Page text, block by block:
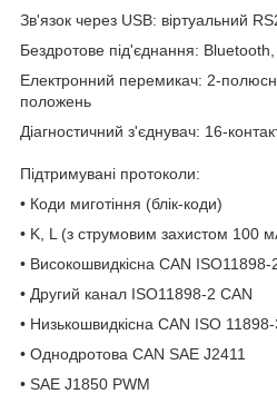
Зв'язок через USB: віртуальний
Бездротове під'єднання:
Електронний перемикач: 2-
положень
Діагностичний з'єднувач: 16-
Підтримувані протоколи:
• Коди миготіння (блік-коди)
• K, L (з струмовим захистом 100
• Високошвидкісна CAN ISO11898-
• Другий канал ISO11898-2 CAN
• Низькошвидкісна CAN ISO 11898-
• Однодротова CAN SAE J2411
• SAE J1850 PWM